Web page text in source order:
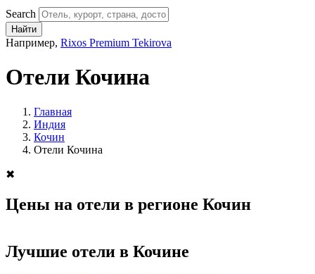
Search
Найти
Например, Rixos Premium Tekirova
Отели Кочина
Главная
Индия
Кочин
Отели Кочина
✖
Цены на отели в регионе Кочин
Лучшие отели в Кочине